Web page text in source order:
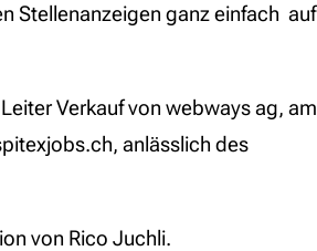
Stellenanzeigen ganz einfach auf
Verkauf von webways ag, am
anlässlich des
von Rico Juchli.